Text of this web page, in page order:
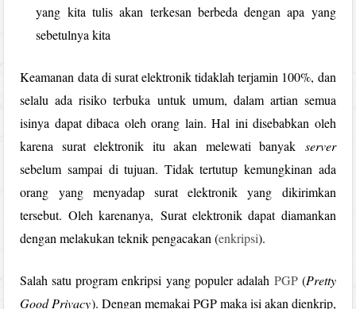
yang kita tulis akan terkesan berbeda dengan apa yang
sebetulnya kita
Keamanan data di surat elektronik tidaklah terjamin 100%, dan
selalu ada risiko terbuka untuk umum, dalam artian semua
isinya dapat dibaca oleh orang lain. Hal ini disebabkan oleh
karena surat elektronik itu akan melewati banyak server
sebelum sampai di tujuan. Tidak tertutup kemungkinan ada
orang yang menyadap surat elektronik yang dikirimkan
tersebut. Oleh karenanya, Surat elektronik dapat diamankan
dengan melakukan teknik pengacakan (enkripsi).
Salah satu program enkripsi yang populer adalah PGP(Pretty
Good Privacy). Dengan memakai PGP maka isi akan dienkrip,